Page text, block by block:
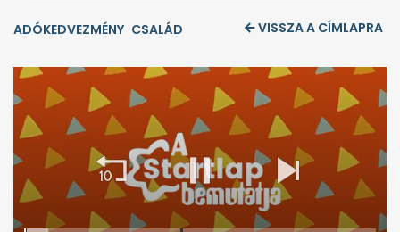
ADÓKEDVEZMÉNY CSALÁD VISSZA A CÍMLAPRA